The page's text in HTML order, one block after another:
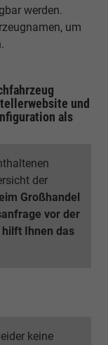
werden.
um
und
als
der
Großhandel
vor der
Ihnen das
keine